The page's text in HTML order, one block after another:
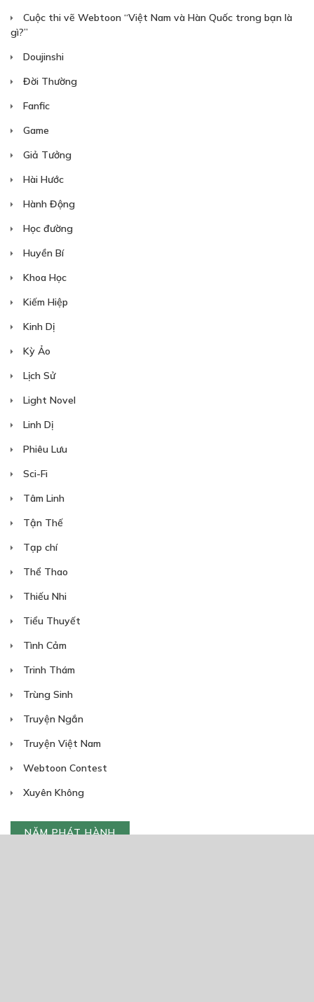
Cuộc thi vẽ Webtoon “Việt Nam và Hàn Quốc trong bạn là
gì?”
Doujinshi
Đời Thường
Fanfic
Game
Giả Tưởng
Hài Hước
Hành Động
Học đường
Huyền Bí
Khoa Học
Kiếm Hiệp
Kinh Dị
Kỳ Ảo
Lịch Sử
Light Novel
Linh Dị
Phiêu Lưu
Sci-Fi
Tâm Linh
Tận Thế
Tạp chí
Thể Thao
Thiếu Nhi
Tiểu Thuyết
Tình Cảm
Trinh Thám
Trùng Sinh
Truyện Ngắn
Truyện Việt Nam
Webtoon Contest
Xuyên Không
NĂM PHÁT HÀNH